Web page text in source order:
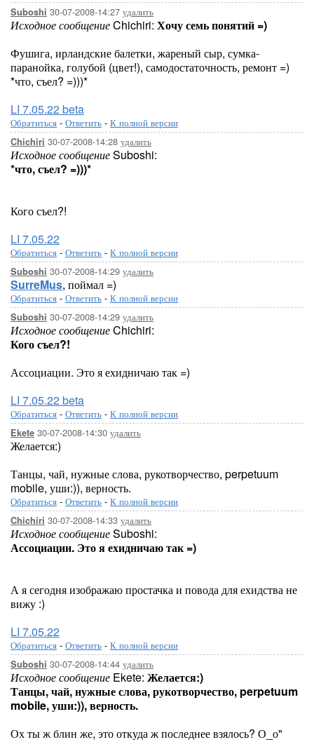
Suboshi 30-07-2008-14:27 удалить
Исходное сообщениеChichiri: Хочу семь понятий =)
Фушига, ирландские балетки, жареный сыр, сумка-
паранойка, голубой (цвет!), самодостаточность, ремонт =)
*что, съел? =)))*
LI 7.05.22 beta
Обратиться - Ответить - К полной версии
Chichiri 30-07-2008-14:28 удалить
Исходное сообщениеSuboshi:
*что, съел? =)))*
Кого съел?!
LI 7.05.22
Обратиться - Ответить - К полной версии
Suboshi 30-07-2008-14:29 удалить
SurreMus, поймал =)
Обратиться - Ответить - К полной версии
Suboshi 30-07-2008-14:29 удалить
Исходное сообщениеChichiri:
Кого съел?!
Ассоциации. Это я ехидничаю так =)
LI 7.05.22 beta
Обратиться - Ответить - К полной версии
Ekete 30-07-2008-14:30 удалить
Желается:)
Танцы, чай, нужные слова, рукотворчество, perpetuum
mobile, уши:)), верность.
Обратиться - Ответить - К полной версии
Chichiri 30-07-2008-14:33 удалить
Исходное сообщениеSuboshi:
Ассоциации. Это я ехидничаю так =)
А я сегодня изображаю простачка и повода для ехидства не
вижу :)
LI 7.05.22
Обратиться - Ответить - К полной версии
Suboshi 30-07-2008-14:44 удалить
Исходное сообщение Ekete: Желается:)
Танцы, чай, нужные слова, рукотворчество, perpetuum
mobile, уши:)), верность.
Ох ты ж блин же, это откуда ж последнее взялось? О_о"